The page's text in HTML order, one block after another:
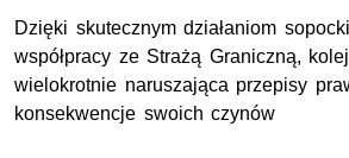
Dzięki skutecznym działaniom
współpracy ze Strażą Graniczną,
wielokrotnie naruszająca przepisy
konsekwencje swoich czynów